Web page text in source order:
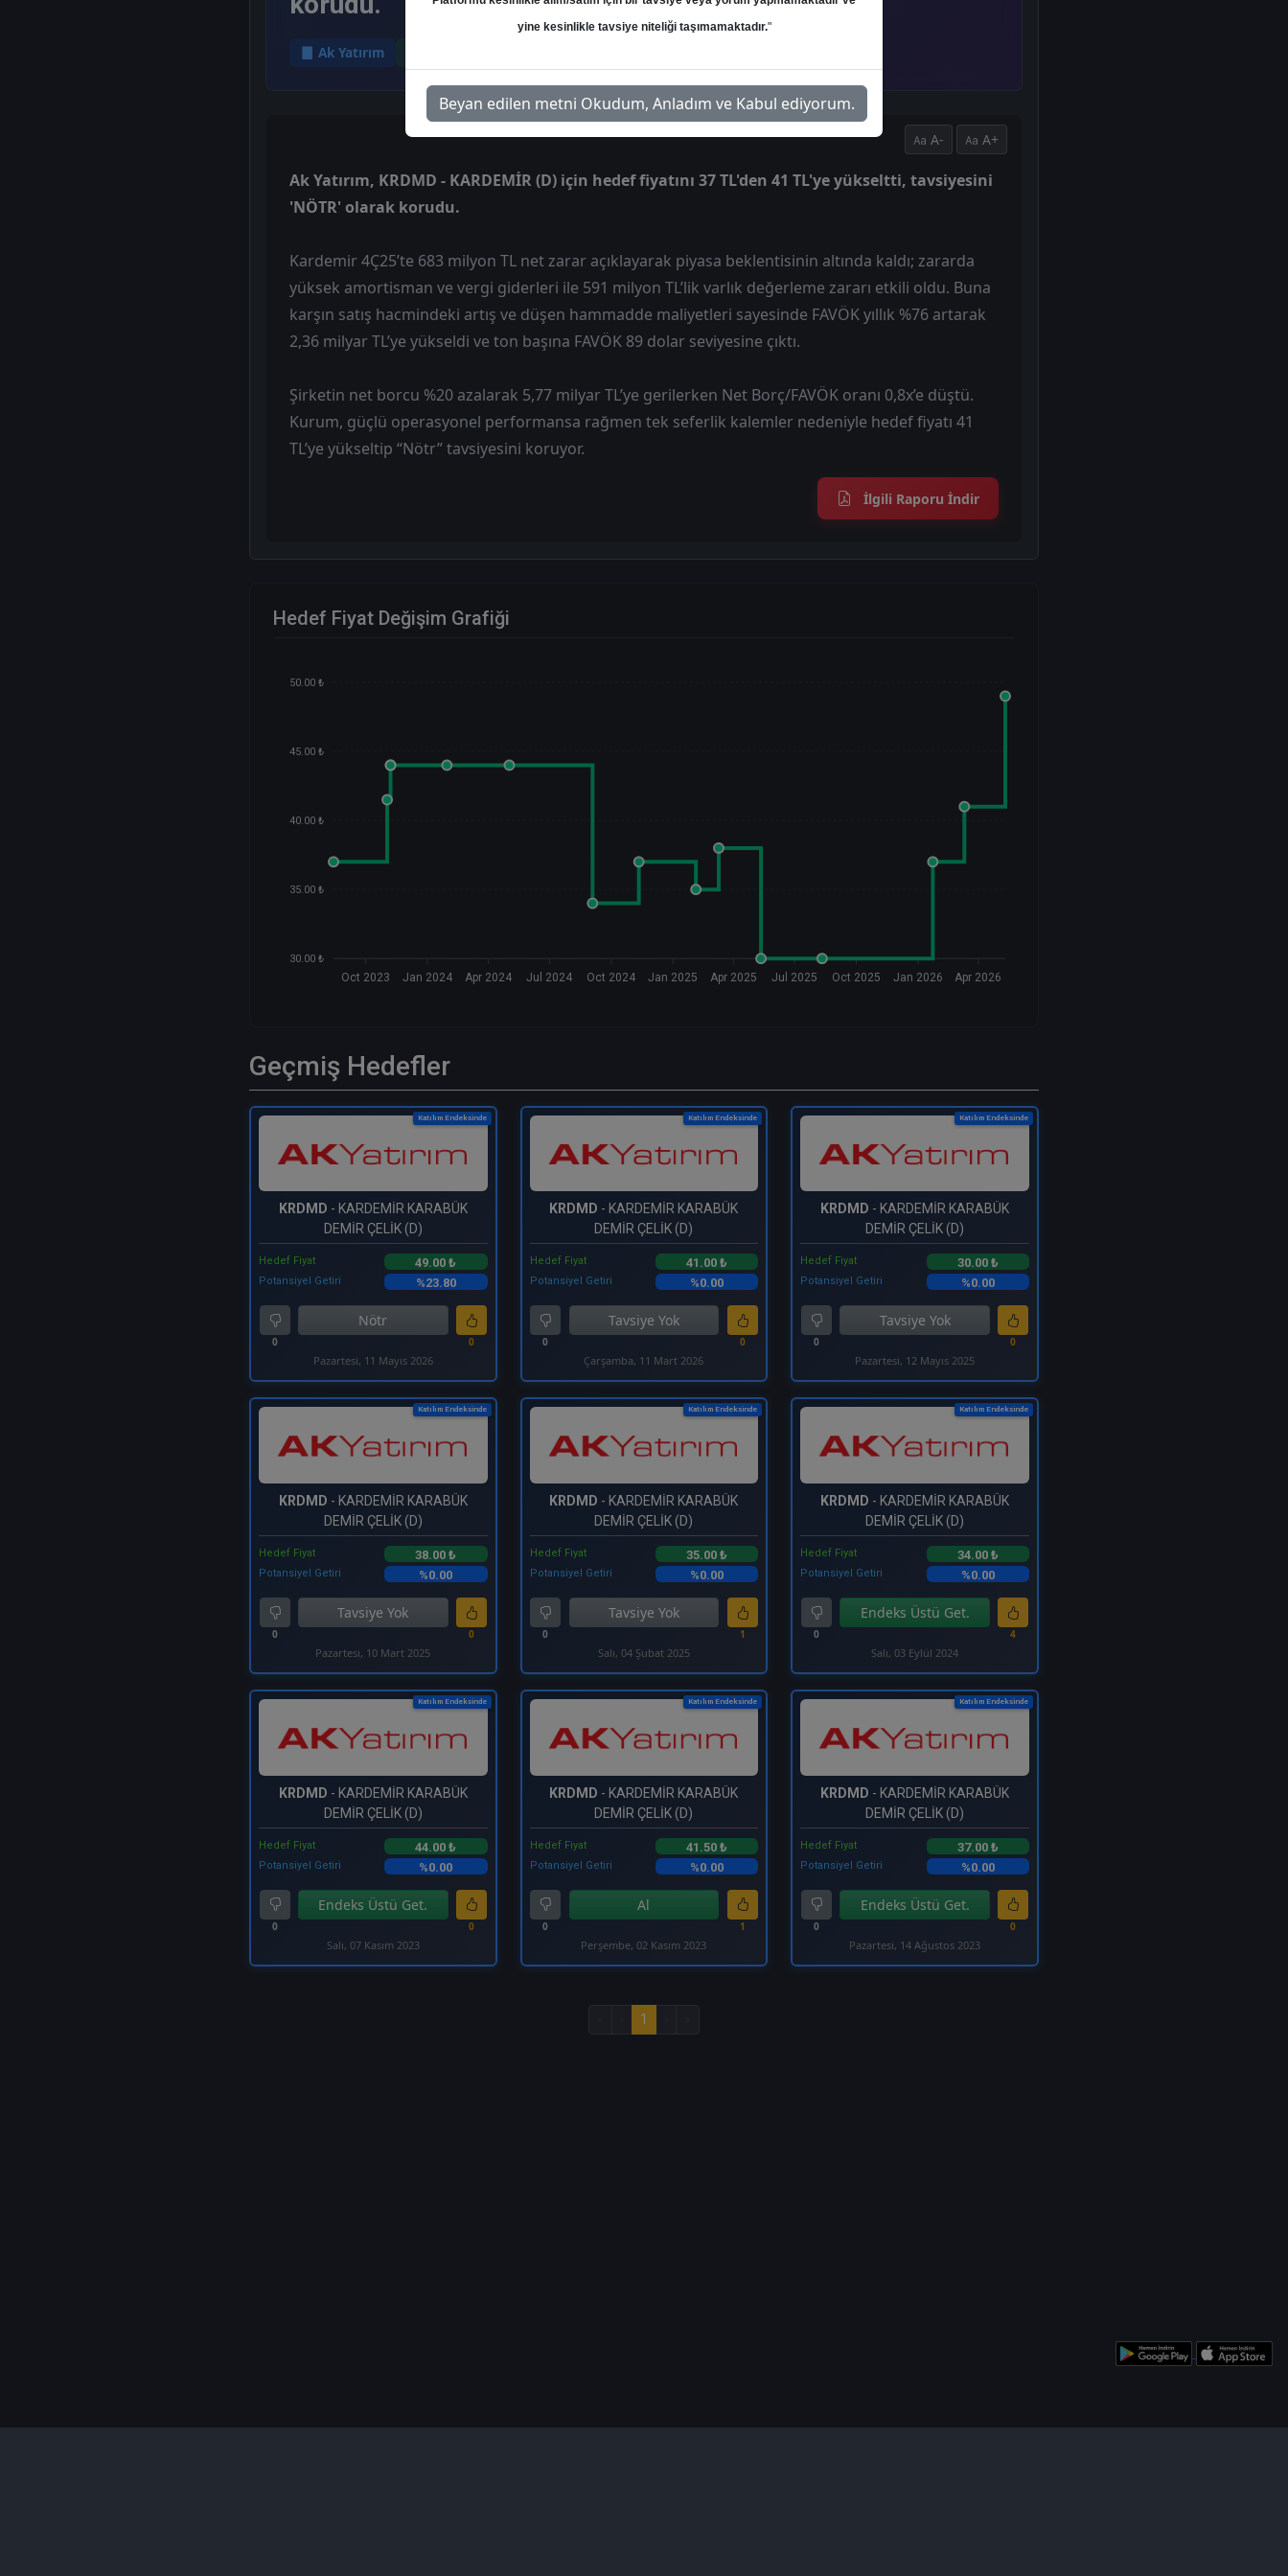
Ak Yatırım
A- A+
Ak Yatırım, KRDMD - KARDEMİR (D) için hedef fiyatını 37 TL'den 41 TL'ye yükseltti, tavsiyesini
'NÖTR' olarak korudu.
Kardemir 4Ç25’te 683 milyon TL net zarar açıklayarak piyasa beklentisinin altında kaldı; zararda
yüksek amortisman ve vergi giderleri ile 591 milyon TL’lik varlık değerleme zararı etkili oldu. Buna
karşın satış hacmindeki artış ve düşen hammadde maliyetleri sayesinde FAVÖK yıllık %76 artarak
2,36 milyar TL’ye yükseldi ve ton başına FAVÖK 89 dolar seviyesine çıktı.
Şirketin net borcu %20 azalarak 5,77 milyar TL’ye gerilerken Net Borç/FAVÖK oranı 0,8x’e düştü.
Kurum, güçlü operasyonel performansa rağmen tek seferlik kalemler nedeniyle hedef fiyatı 41
TL’ye yükseltip “Nötr” tavsiyesini koruyor.
İlgili Raporu İndir
Hedef Fiyat Değişim Grafiği
50.00 ₺
45.00 ₺
40.00 ₺
35.00 ₺
30.00 ₺
Oct 2023 Jan 2024 Apr 2024 Jul 2024 Oct 2024 Jan 2025 Apr 2025 Jul 2025 Oct 2025 Jan 2026 Apr 2026
Geçmiş Hedefler
Katılım Endeksinde
KRDMD - KARDEMİR KARABÜK
DEMİR ÇELİK (D)
Hedef Fiyat 49.00 ₺
Potansiyel Getiri %23.80
0
Nötr
0
Pazartesi, 11 Mayıs 2026
Katılım Endeksinde
KRDMD - KARDEMİR KARABÜK
DEMİR ÇELİK (D)
Hedef Fiyat 41.00 ₺
Potansiyel Getiri %0.00
0
Tavsiye Yok
0
Çarşamba, 11 Mart 2026
Katılım Endeksinde
KRDMD - KARDEMİR KARABÜK
DEMİR ÇELİK (D)
Hedef Fiyat 30.00 ₺
Potansiyel Getiri %0.00
0
Tavsiye Yok
0
Pazartesi, 12 Mayıs 2025
Katılım Endeksinde
KRDMD - KARDEMİR KARABÜK
DEMİR ÇELİK (D)
Hedef Fiyat 38.00 ₺
Potansiyel Getiri %0.00
0
Tavsiye Yok
0
Pazartesi, 10 Mart 2025
Katılım Endeksinde
KRDMD - KARDEMİR KARABÜK
DEMİR ÇELİK (D)
Hedef Fiyat 35.00 ₺
Potansiyel Getiri %0.00
0
Tavsiye Yok
1
Salı, 04 Şubat 2025
Katılım Endeksinde
KRDMD - KARDEMİR KARABÜK
DEMİR ÇELİK (D)
Hedef Fiyat 34.00 ₺
Potansiyel Getiri %0.00
0
Endeks Üstü Get.
4
Salı, 03 Eylül 2024
Katılım Endeksinde
KRDMD - KARDEMİR KARABÜK
DEMİR ÇELİK (D)
Hedef Fiyat 44.00 ₺
Potansiyel Getiri %0.00
0
Endeks Üstü Get.
0
Salı, 07 Kasım 2023
Katılım Endeksinde
KRDMD - KARDEMİR KARABÜK
DEMİR ÇELİK (D)
Hedef Fiyat 41.50 ₺
Potansiyel Getiri %0.00
0
Al
1
Perşembe, 02 Kasım 2023
Katılım Endeksinde
KRDMD - KARDEMİR KARABÜK
DEMİR ÇELİK (D)
Hedef Fiyat 37.00 ₺
Potansiyel Getiri %0.00
0
Endeks Üstü Get.
0
Pazartesi, 14 Ağustos 2023
1
yine kesinlikle tavsiye niteliği taşımamaktadır."
Beyan edilen metni Okudum, Anladım ve Kabul ediyorum.